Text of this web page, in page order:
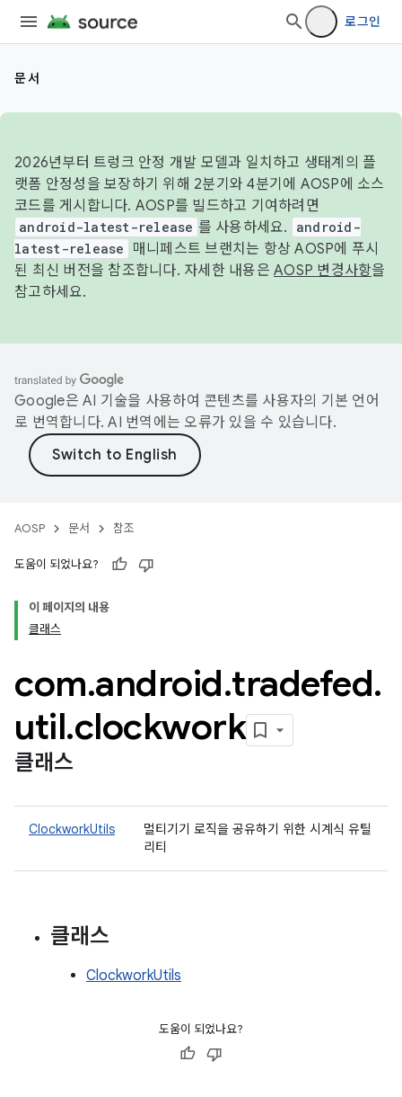
로그인
문서
2026년부터 트렁크 안정 개발 모델과 일치하고 생태계의 플
랫폼 안정성을 보장하기 위해 2분기와 4분기에 AOSP에 소스
코드를 게시합니다. AOSP를 빌드하고 기여하려면
android-latest-release 를 사용하세요.
android-
latest-release
매니페스트 브랜치는 항상 AOSP에 푸시
된 최신 버전을 참조합니다. 자세한 내용은 AOSP 변경사항을
참고하세요.
Google은 AI 기술을 사용하여 콘텐츠를 사용자의 기본 언어
로 번역합니다. AI 번역에는 오류가 있을 수 있습니다.
AOSP 문서 참조
도움이 되었나요?
이 페이지의 내용
클래스
com.android.tradefed.
util.clockwork
클래스
ClockworkUtils
멀티기기 로직을 공유하기 위한 시계식 유틸
리티
클래스
ClockworkUtils
도움이 되었나요?